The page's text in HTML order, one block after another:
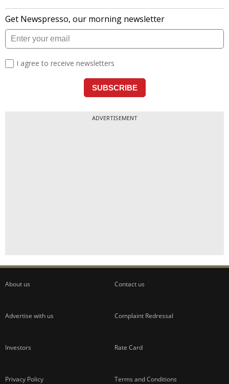
ADVERTISEMENT
About us Contact us
Advertise with us Complaint Redressal
Investors Rate Card
Privacy Policy Terms and Conditions